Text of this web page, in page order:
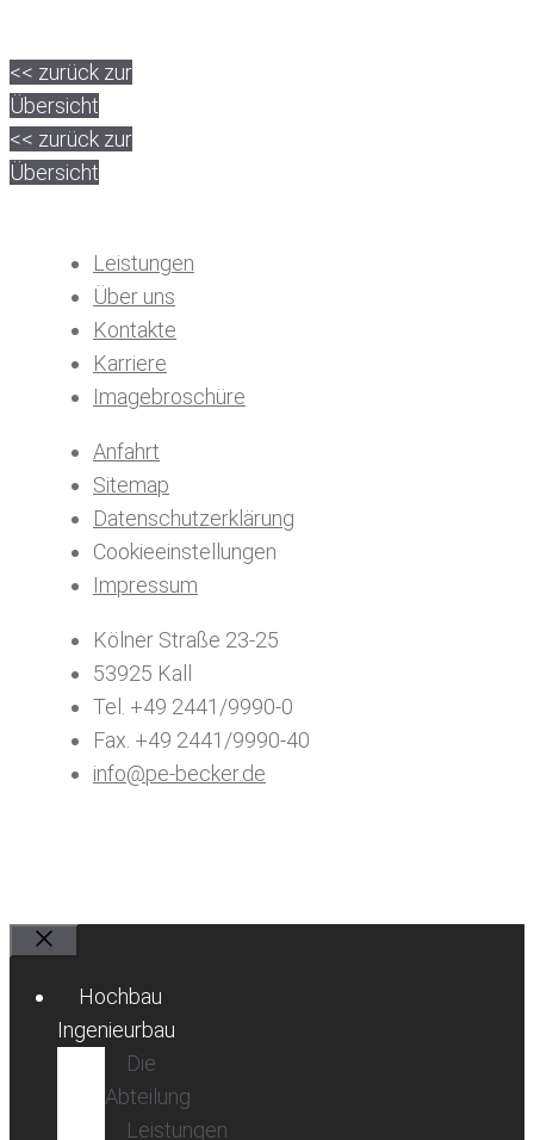
<< zurück zur
Übersicht
<< zurück zur
Übersicht
Leistungen
Über uns
Kontakte
Karriere
Imagebroschüre
Anfahrt
Sitemap
Datenschutzerklärung
Cookieeinstellungen
Impressum
Kölner Straße 23-25
53925 Kall
Tel. +49 2441/9990-0
Fax. +49 2441/9990-40
info@pe-becker.de
Hochbau
Ingenieurbau
Die
Abteilung
Leistungen